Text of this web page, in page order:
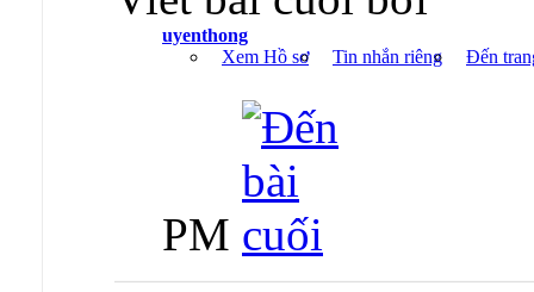
uyenthong
Xem Hồ sơ
Tin nhắn riêng Đến
PM